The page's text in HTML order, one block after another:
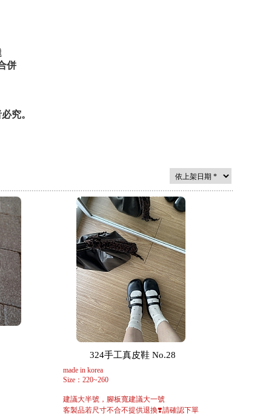
併
究。
324手工真皮鞋 No.28
made in korea
Size：220~260
建議大半號，腳板寬建議大一號
客製品若尺寸不合不提供退換❣️請確認下單